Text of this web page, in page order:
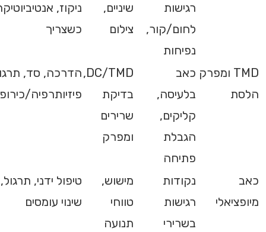
רגישות
לחום/קור,
נפיחות
שיניים,
צילום
ניקוז,
כשצריך
TMD ומפרק
הלסת
כאב
בלעיסה,
קליקים,
הגבלת
פתיחה
DC/TMD,
בדיקת
שרירים
ומפרק
הדרכה, סד,
פיזיותרפיה/
כאב
מיופציאלי
נקודות
רגישות
בשרירי
מישוש,
טווחי
תנועה
טיפול ידני,
שינוי עומסים